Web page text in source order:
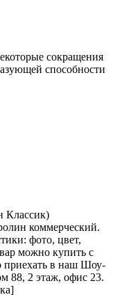
сокращения
способности
Классик)
коммерческий.
фото, цвет,
можно купить с
приехать в наш Шоу-
88, 2 этаж, офис 23.